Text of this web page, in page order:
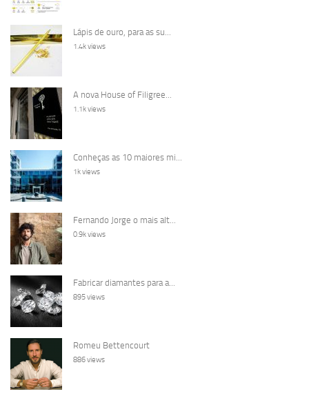
Lápis de ouro, para as su...
1.4k views
A nova House of Filigree...
1.1k views
Conheças as 10 maiores mi...
1k views
Fernando Jorge o mais alt...
0.9k views
Fabricar diamantes para a...
895 views
Romeu Bettencourt
886 views